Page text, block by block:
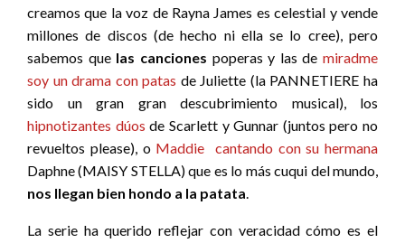
creamos que la voz de Rayna James es celestial y vende
millones de discos (de hecho ni ella se lo cree), pero
sabemos que las canciones poperas y las de miradme
soy un drama con patas de Juliette (la PANNETIERE ha
sido un gran gran descubrimiento musical), los
hipnotizantes dúos de Scarlett y Gunnar (juntos pero no
revueltos please), o Maddie cantando con su hermana
Daphne (MAISY STELLA) que es lo más cuqui del mundo,
nos llegan bien hondo a la patata.
La serie ha querido reflejar con veracidad cómo es el